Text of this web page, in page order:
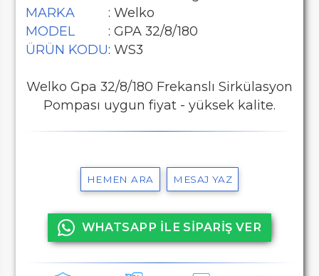
MARKA
: Welko
MODEL
: GPA 32/8/180
ÜRÜN KODU: WS3
Welko Gpa 32/8/180 Frekanslı Sirkülasyon
Pompası uygun fiyat - yüksek kalite.
HEMEN ARA MESAJ YAZ
WHATSAPP İLE SİPARİŞ VER